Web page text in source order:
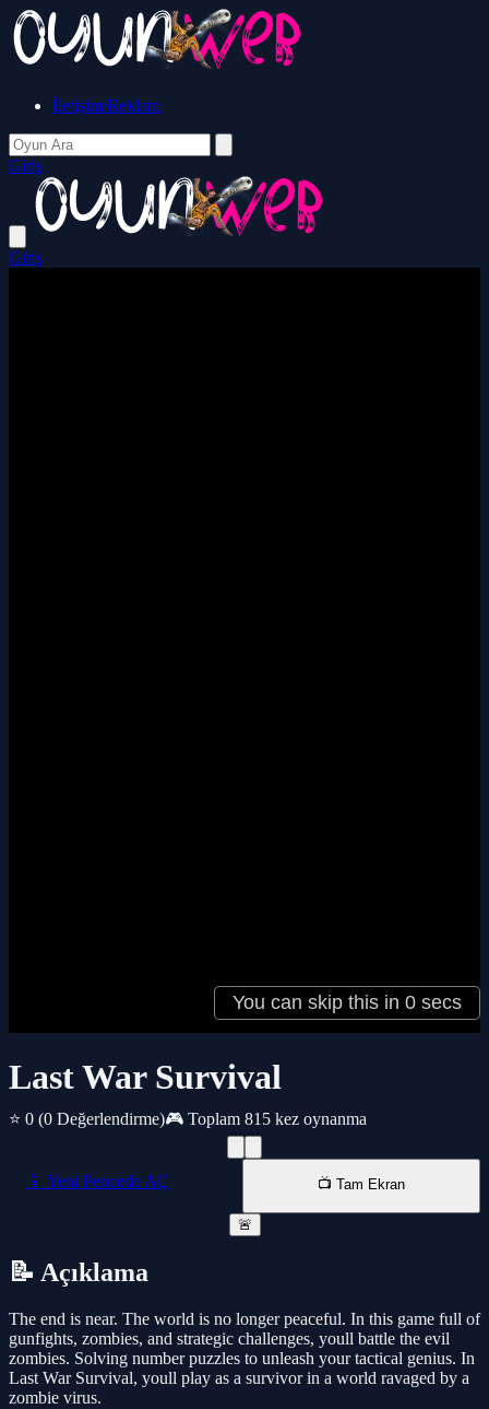
İletişim/Reklam
Giriş
Giriş
Last War Survival
⭐ 0 (0 Değerlendirme)🎮 Toplam 815 kez oynanma
📱 Yeni Pencede AÇ 📺 Tam Ekran
🚨
📝 Açıklama
The end is near. The world is no longer peaceful. In this game full of
gunfights, zombies, and strategic challenges, youll battle the evil
zombies. Solving number puzzles to unleash your tactical genius. In
Last War Survival, youll play as a survivor in a world ravaged by a
zombie virus.